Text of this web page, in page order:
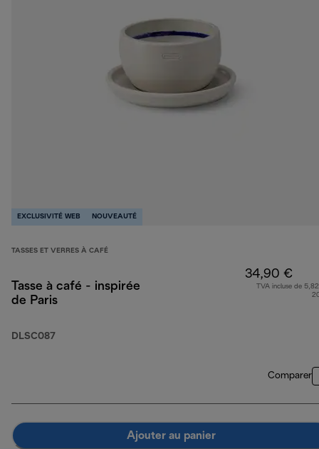
EXCLUSIVITÉ WEB NOUVEAUTÉ
TASSES ET VERRES À CAFÉ
Tasse à café - inspirée
de Paris
DLSC087
34,90 €
TVA incluse de
Comparer
Ajouter au panier